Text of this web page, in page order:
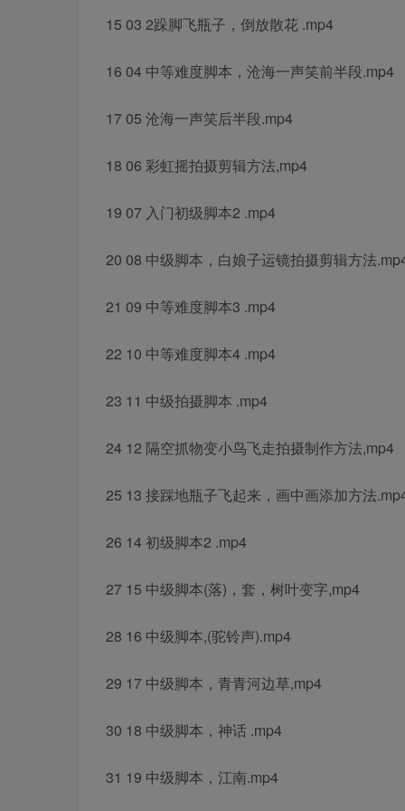
15 03 2跺脚飞瓶子，倒放散花 .mp4
16 04 中等难度脚本，沧海一声笑前半段.mp4
17 05 沧海一声笑后半段.mp4
18 06 彩虹摇拍摄剪辑方法,mp4
19 07 入门初级脚本2 .mp4
20 08 中级脚本，白娘子运镜拍摄剪辑方法
21 09 中等难度脚本3 .mp4
22 10 中等难度脚本4 .mp4
23 11 中级拍摄脚本 .mp4
24 12 隔空抓物变小鸟飞走拍摄制作方法,mp4
25 13 接踩地瓶子飞起来，画中画添加方法
26 14 初级脚本2 .mp4
27 15 中级脚本(落)，套，树叶变字,mp4
28 16 中级脚本,(驼铃声).mp4
29 17 中级脚本，青青河边草,mp4
30 18 中级脚本，神话 .mp4
31 19 中级脚本，江南.mp4